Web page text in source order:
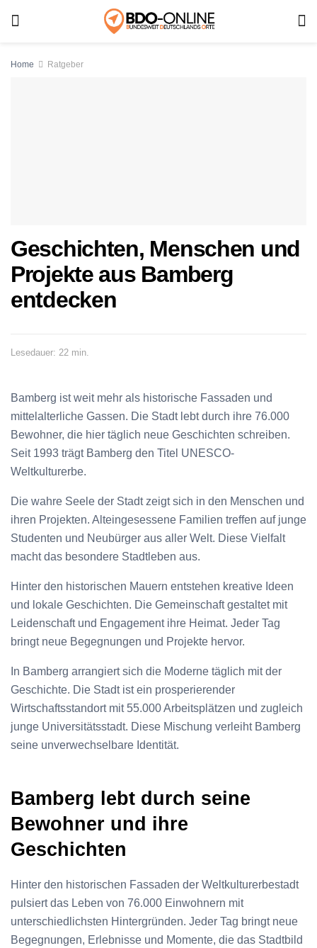
Home Ratgeber
Geschichten, Menschen und
Projekte aus Bamberg
entdecken
Lesedauer: 22 min.
Bamberg ist weit mehr als historische Fassaden und
mittelalterliche Gassen. Die Stadt lebt durch ihre 76.000
Bewohner, die hier täglich neue Geschichten schreiben.
Seit 1993 trägt Bamberg den Titel UNESCO-
Weltkulturerbe.
Die wahre Seele der Stadt zeigt sich in den Menschen und
ihren Projekten. Alteingesessene Familien treffen auf junge
Studenten und Neubürger aus aller Welt. Diese Vielfalt
macht das besondere Stadtleben aus.
Hinter den historischen Mauern entstehen kreative Ideen
und lokale Geschichten. Die Gemeinschaft gestaltet mit
Leidenschaft und Engagement ihre Heimat. Jeder Tag
bringt neue Begegnungen und Projekte hervor.
In Bamberg arrangiert sich die Moderne täglich mit der
Geschichte. Die Stadt ist ein prosperierender
Wirtschaftsstandort mit 55.000 Arbeitsplätzen und zugleich
junge Universitätsstadt. Diese Mischung verleiht Bamberg
seine unverwechselbare Identität.
Bamberg lebt durch seine
Bewohner und ihre
Geschichten
Hinter den historischen Fassaden der Weltkulturerbestadt
pulsiert das Leben von 76.000 Einwohnern mit
unterschiedlichsten Hintergründen. Jeder Tag bringt neue
Begegnungen, Erlebnisse und Momente, die das Stadtbild